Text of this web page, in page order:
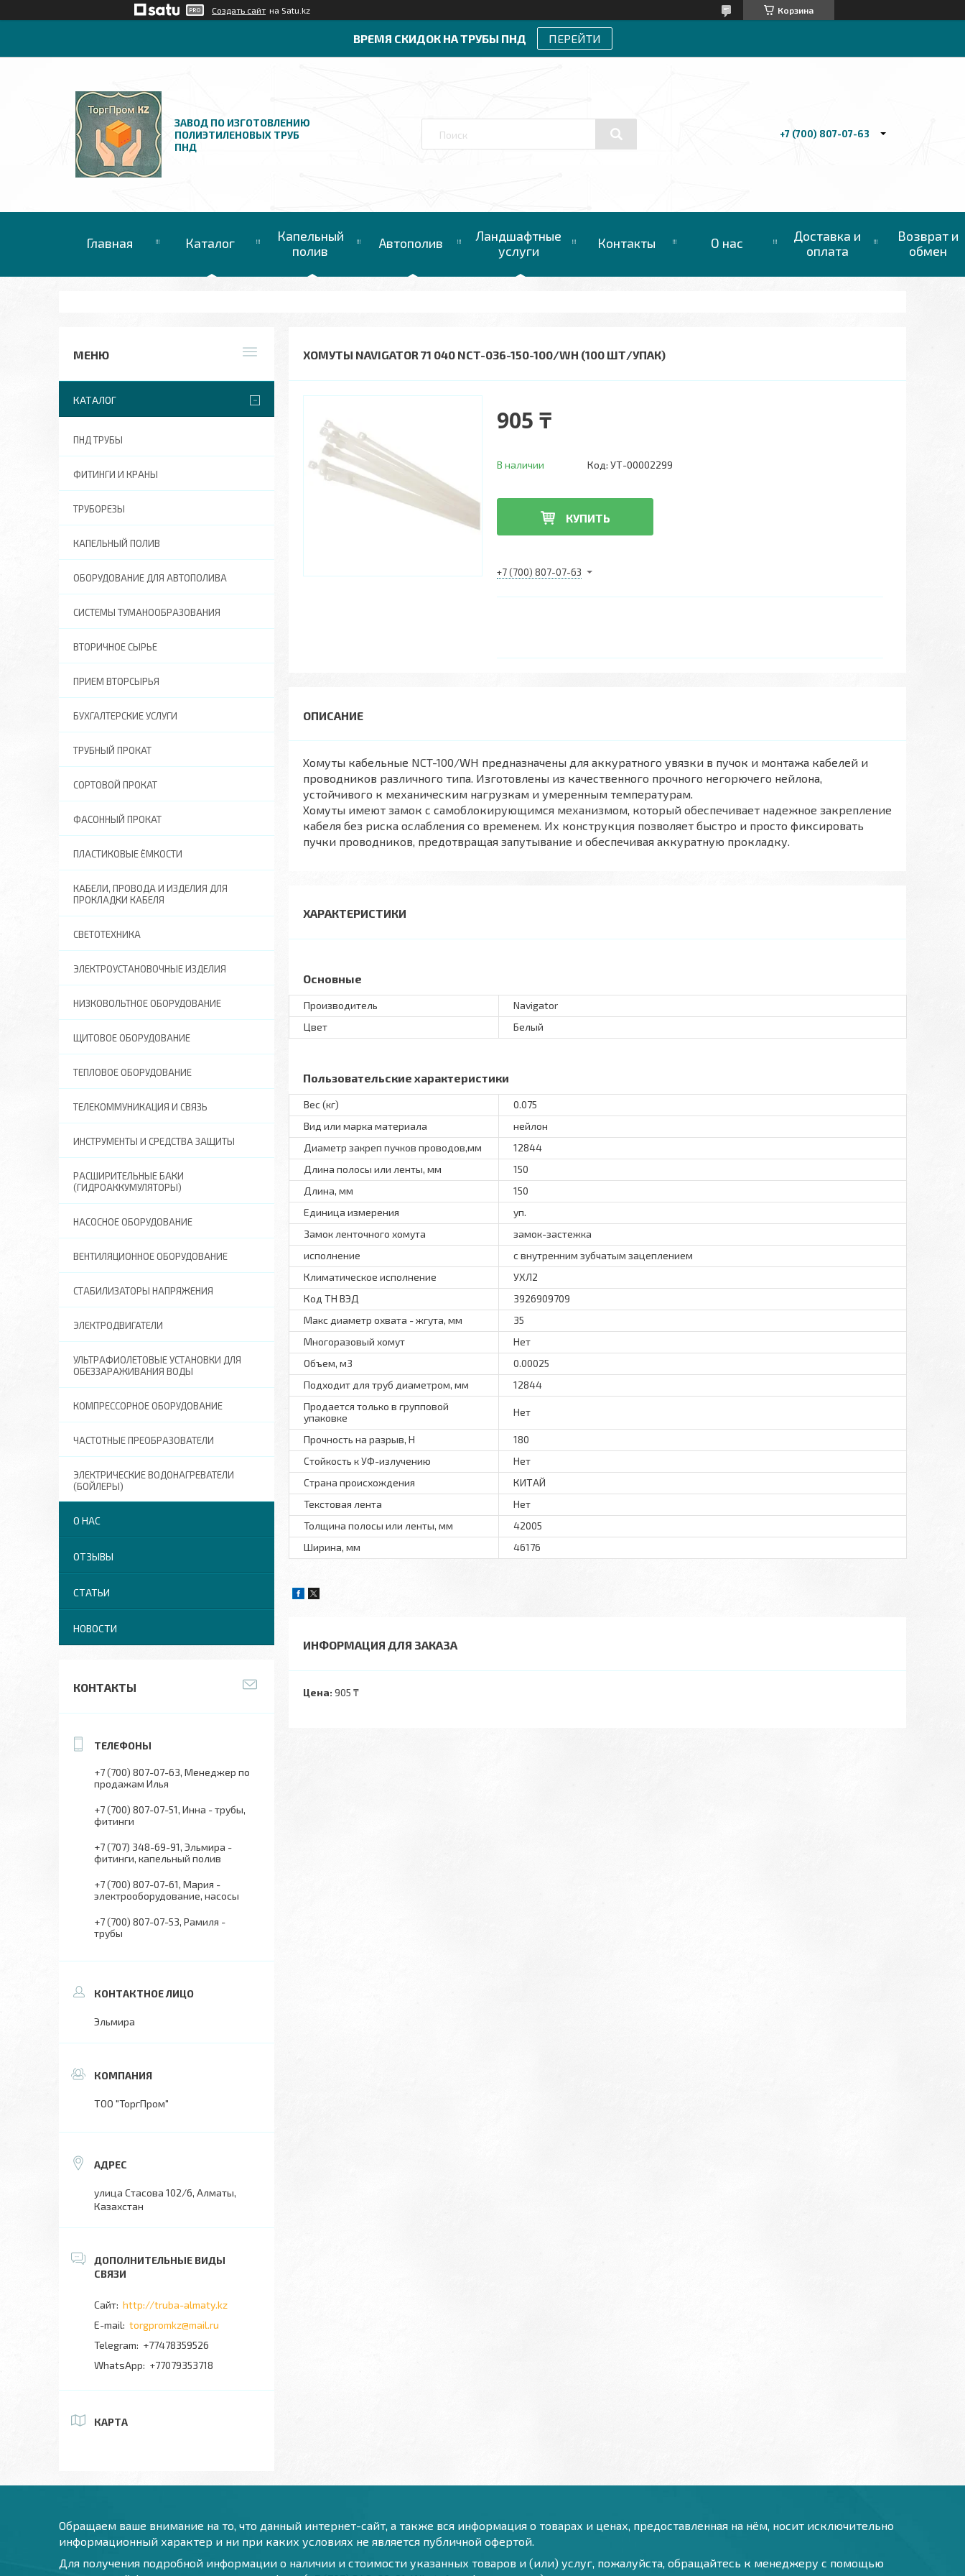
Создать сайт на Satu.kz Корзина
ВРЕМЯ СКИДОК НА ТРУБЫ ПНД ПЕРЕЙТИ
ЗАВОД ПО ИЗГОТОВЛЕНИЮ
ПОЛИЭТИЛЕНОВЫХ ТРУБ
ПНД
+7 (700) 807-07-63
Главная Каталог
Капельный
полив
Автополив
Ландшафтные
услуги
Контакты О нас
Доставка и
оплата
Возврат и
обмен
ХОМУТЫ NAVIGATOR 71 040 NCT-036-150-100/WH (100 ШТ/УПАК)
905 ₸
В наличии Код: УТ-00002299
КУПИТЬ
+7 (700) 807-07-63
Хомуты кабельные NCT-100/WH предназначены для аккуратного увязки в пучок и монтажа кабелей и
проводников различного типа. Изготовлены из качественного прочного негорючего нейлона,
устойчивого к механическим нагрузкам и умеренным температурам.
Хомуты имеют замок с самоблокирующимся механизмом, который обеспечивает надежное закрепление
кабеля без риска ослабления со временем. Их конструкция позволяет быстро и просто фиксировать
пучки проводников, предотвращая запутывание и обеспечивая аккуратную прокладку.
ХАРАКТЕРИСТИКИ
Основные
Производитель
Navigator
Цвет
Белый
Пользовательские характеристики
Вес (кг)
0.075
Вид или марка материала
нейлон
Диаметр закреп пучков проводов,мм
12844
Длина полосы или ленты, мм
150
Длина, мм
150
Единица измерения
уп.
Замок ленточного хомута
замок-застежка
исполнение
с внутренним зубчатым зацеплением
Климатическое исполнение
УХЛ2
Код ТН ВЭД
3926909709
Макс диаметр охвата - жгута, мм
35
Многоразовый хомут
Нет
Объем, м3
0.00025
Подходит для труб диаметром, мм
12844
Продается только в групповой
упаковке
Нет
Прочность на разрыв, Н
180
Стойкость к УФ-излучению
Нет
Страна происхождения
КИТАЙ
Текстовая лента
Нет
Толщина полосы или ленты, мм
42005
Ширина, мм
46176
ИНФОРМАЦИЯ ДЛЯ ЗАКАЗА
Цена: 905 ₸
КАТАЛОГ
ПНД ТРУБЫ
ФИТИНГИ И КРАНЫ
ТРУБОРЕЗЫ
КАПЕЛЬНЫЙ ПОЛИВ
ОБОРУДОВАНИЕ ДЛЯ АВТОПОЛИВА
СИСТЕМЫ ТУМАНООБРАЗОВАНИЯ
ВТОРИЧНОЕ СЫРЬЕ
ПРИЕМ ВТОРСЫРЬЯ
БУХГАЛТЕРСКИЕ УСЛУГИ
ТРУБНЫЙ ПРОКАТ
СОРТОВОЙ ПРОКАТ
ФАСОННЫЙ ПРОКАТ
ПЛАСТИКОВЫЕ ЁМКОСТИ
КАБЕЛИ, ПРОВОДА И ИЗДЕЛИЯ ДЛЯ
ПРОКЛАДКИ КАБЕЛЯ
СВЕТОТЕХНИКА
ЭЛЕКТРОУСТАНОВОЧНЫЕ ИЗДЕЛИЯ
НИЗКОВОЛЬТНОЕ ОБОРУДОВАНИЕ
ЩИТОВОЕ ОБОРУДОВАНИЕ
ТЕПЛОВОЕ ОБОРУДОВАНИЕ
ТЕЛЕКОММУНИКАЦИЯ И СВЯЗЬ
ИНСТРУМЕНТЫ И СРЕДСТВА ЗАЩИТЫ
РАСШИРИТЕЛЬНЫЕ БАКИ
(ГИДРОАККУМУЛЯТОРЫ)
НАСОСНОЕ ОБОРУДОВАНИЕ
ВЕНТИЛЯЦИОННОЕ ОБОРУДОВАНИЕ
СТАБИЛИЗАТОРЫ НАПРЯЖЕНИЯ
ЭЛЕКТРОДВИГАТЕЛИ
УЛЬТРАФИОЛЕТОВЫЕ УСТАНОВКИ ДЛЯ
ОБЕЗЗАРАЖИВАНИЯ ВОДЫ
КОМПРЕССОРНОЕ ОБОРУДОВАНИЕ
ЧАСТОТНЫЕ ПРЕОБРАЗОВАТЕЛИ
ЭЛЕКТРИЧЕСКИЕ ВОДОНАГРЕВАТЕЛИ
(БОЙЛЕРЫ)
О НАС
ОТЗЫВЫ
СТАТЬИ
НОВОСТИ
КОНТАКТЫ
+7 (700) 807-07-63 Менеджер по
продажам Илья
+7 (700) 807-07-51 Инна - трубы,
фитинги
+7 (707) 348-69-91 Эльмира -
фитинги, капельный полив
+7 (700) 807-07-61 Мария -
электрооборудование, насосы
+7 (700) 807-07-53 Рамиля -
трубы
Эльмира
ТОО "ТоргПром"
улица Стасова 102/6, Алматы,
Казахстан
http://truba-almaty.kz
torgpromkz@mail.ru
+77478359526
+77079353718
КАРТА
Обращаем ваше внимание на то, что данный интернет-сайт, а также вся информация о товарах и ценах, предоставленная на нём, носит исключительно
информационный характер и ни при каких условиях не является публичной офертой.
Для получения подробной информации о наличии и стоимости указанных товаров и (или) услуг, пожалуйста, обращайтесь к менеджеру с помощью